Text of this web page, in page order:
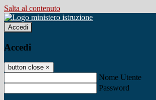
Salta al contenuto
Accedi
Accedi
button close ×
Nome Utente
Password